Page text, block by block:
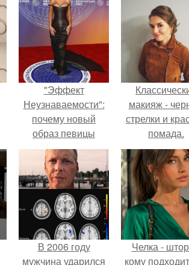
"Эффект
Неузнаваемости":
почему новый
образ певицы
вызвал споры о
гранях
возможного?
макияж -
стрелки и
помада.
В 2006 году
мужчина ударился
Челка -
кому